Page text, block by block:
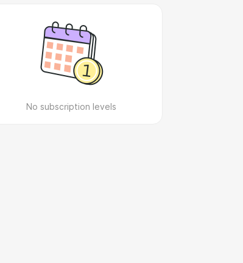
No subscription levels